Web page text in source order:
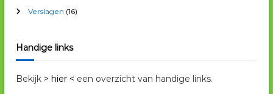
f
Verslagen (16)
Handige links
Bekijk > hier < een overzicht van handige links.